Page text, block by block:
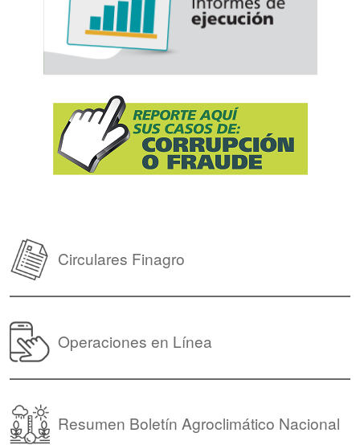
Circulares Finagro
Operaciones en Línea
Resumen Boletín Agroclimático Nacional